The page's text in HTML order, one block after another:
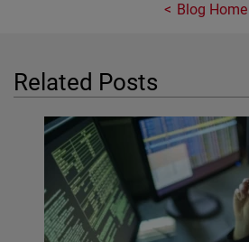
Blog Home
Related Posts